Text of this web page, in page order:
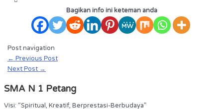
Bagikan info ini keteman anda
Post navigation
← Previous Post
Next Post →
SMA N 1 Petang
Visi: “Spiritual, Kreatif, Berprestasi-Berbudaya”